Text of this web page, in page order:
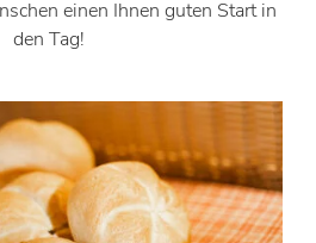
einen Ihnen guten Start in
den Tag!